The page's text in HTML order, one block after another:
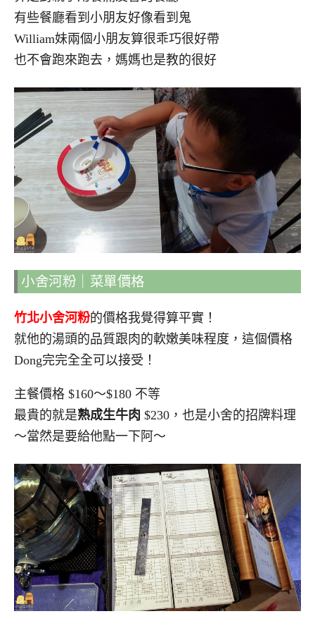
有些餐廳看到小朋友好像看到鬼
William妹兩個小朋友算很乖巧很好帶
也不會跑來跑去，媽媽也是教的很好
小舍河粉｜菜單價格
竹北小舍河粉的價格我覺得算平實！
就他的湯頭的品質跟肉的軟嫩美味程度，這個價格
Dong完完全全可以接受！
主餐價格 $160～$180 不等
最貴的就是熟成生牛肉 $230，也是小舍的招牌料理
～當然是要給他點一下阿～